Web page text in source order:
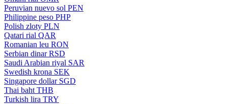
Peruvian nuevo sol PEN
Philippine peso PHP
Polish zloty PLN
Qatari rial QAR
Romanian leu RON
Serbian dinar RSD
Saudi Arabian riyal SAR
Swedish krona SEK
Singapore dollar SGD
Thai baht THB
Turkish lira TRY